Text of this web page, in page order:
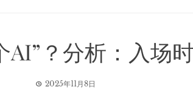
AI”？分析：入场
2025年11月8日